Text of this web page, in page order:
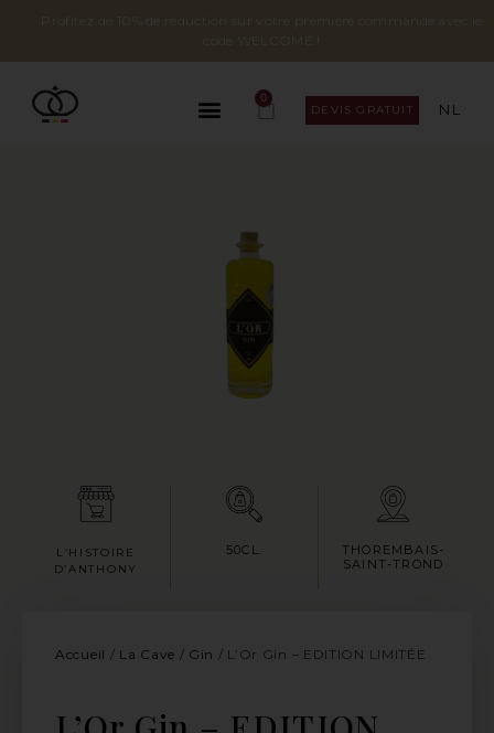
Profitez de 10% de réduction sur votre première commande avec le
code WELCOME !
0
DEVIS GRATUIT NL
L’HISTOIRE
D’ANTHONY
50CL.
THOREMBAIS-
SAINT-TROND
Accueil / La Cave / Gin / L’Or Gin – EDITION LIMITÉE